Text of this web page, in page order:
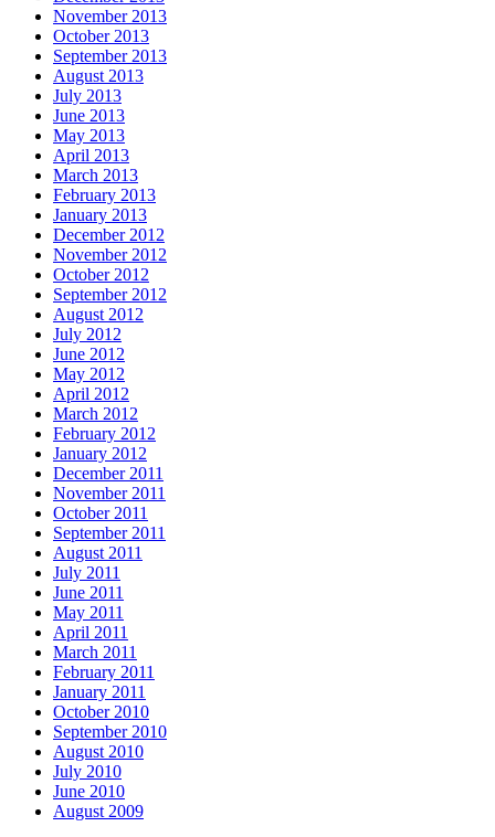
November 2013
October 2013
September 2013
August 2013
July 2013
June 2013
May 2013
April 2013
March 2013
February 2013
January 2013
December 2012
November 2012
October 2012
September 2012
August 2012
July 2012
June 2012
May 2012
April 2012
March 2012
February 2012
January 2012
December 2011
November 2011
October 2011
September 2011
August 2011
July 2011
June 2011
May 2011
April 2011
March 2011
February 2011
January 2011
October 2010
September 2010
August 2010
July 2010
June 2010
August 2009